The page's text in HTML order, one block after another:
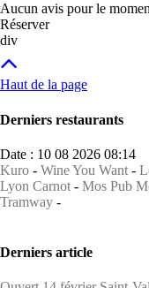
Aucun avis pour le
Réserver
div
Haut de la page
Derniers restaurants
Date : 10 08 2026 08:14
Kuro - Wine You Want -
Lyon Carnot - Mos Pub
Tramway -
Derniers article